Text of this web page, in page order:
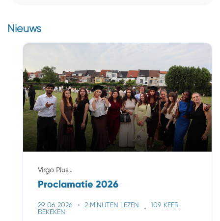
Nieuws
Virgo Plus
Proclamatie 2026
29 06 2026 2 MINUTEN LEZEN
109 KEER
BEKEKEN